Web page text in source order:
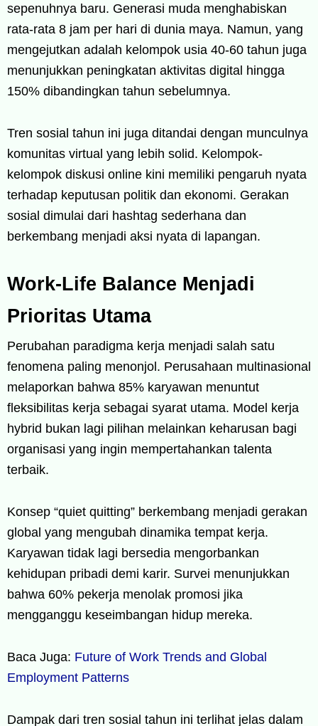
sepenuhnya baru. Generasi muda menghabiskan
rata-rata 8 jam per hari di dunia maya. Namun, yang
mengejutkan adalah kelompok usia 40-60 tahun juga
menunjukkan peningkatan aktivitas digital hingga
150% dibandingkan tahun sebelumnya.
Tren sosial tahun ini juga ditandai dengan munculnya
komunitas virtual yang lebih solid. Kelompok-
kelompok diskusi online kini memiliki pengaruh nyata
terhadap keputusan politik dan ekonomi. Gerakan
sosial dimulai dari hashtag sederhana dan
berkembang menjadi aksi nyata di lapangan.
Work-Life Balance Menjadi
Prioritas Utama
Perubahan paradigma kerja menjadi salah satu
fenomena paling menonjol. Perusahaan multinasional
melaporkan bahwa 85% karyawan menuntut
fleksibilitas kerja sebagai syarat utama. Model kerja
hybrid bukan lagi pilihan melainkan keharusan bagi
organisasi yang ingin mempertahankan talenta
terbaik.
Konsep “quiet quitting” berkembang menjadi gerakan
global yang mengubah dinamika tempat kerja.
Karyawan tidak lagi bersedia mengorbankan
kehidupan pribadi demi karir. Survei menunjukkan
bahwa 60% pekerja menolak promosi jika
mengganggu keseimbangan hidup mereka.
Baca Juga: Future of Work Trends and Global
Employment Patterns
Dampak dari tren sosial tahun ini terlihat jelas dalam